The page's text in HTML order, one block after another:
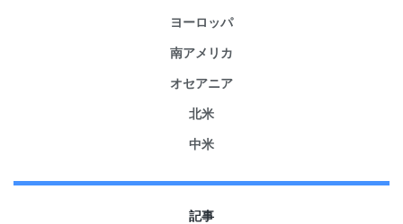
ヨーロッパ
南アメリカ
オセアニア
北米
中米
記事